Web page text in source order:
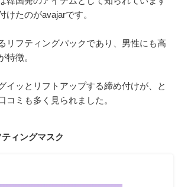
けたのがavajarです。
リフティングパックであり、男性にも高
特徴。
イッとリフトアップする締め付けが、と
コミも多く見られました。
ィングマスク